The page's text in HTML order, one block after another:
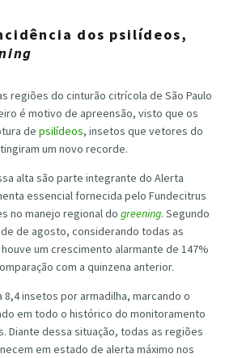
dos psilídeos,
regiões do cinturão citrícola de São Paulo
é motivo de apreensão, visto que os
de psilídeos, insetos que vetores do
um novo recorde.
alta são parte integrante do Alerta
essencial fornecida pelo Fundecitrus
no manejo regional do greening. Segundo
de agosto, considerando todas as
um crescimento alarmante de 147%
com a quinzena anterior.
8,4 insetos por armadilha, marcando o
em todo o histórico do monitoramento
Diante dessa situação, todas as regiões
em estado de alerta máximo nos